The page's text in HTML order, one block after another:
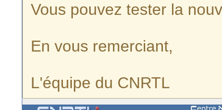
Vous pouvez tester la
En vous remerciant,
L'équipe du CNRTL